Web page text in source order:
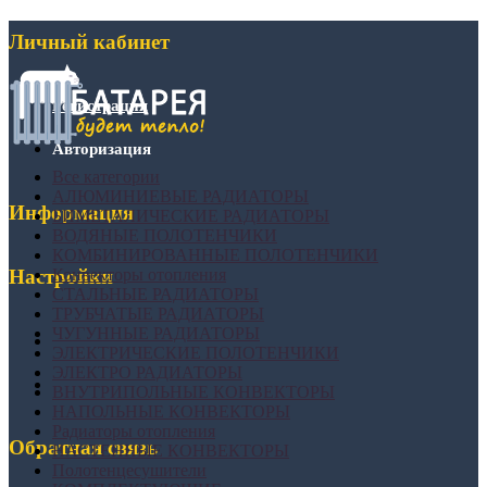
Личный кабинет
Регистрация
Авторизация
Информация
Настройки
Обратная связь
БИМЕТАЛИЧЕСКИЕ РАДИАТОРЫ
Конвекторы отопления
СТАЛЬНЫЕ РАДИАТОРЫ
НАСТЕННЫЕ КОНВЕКТОРЫ